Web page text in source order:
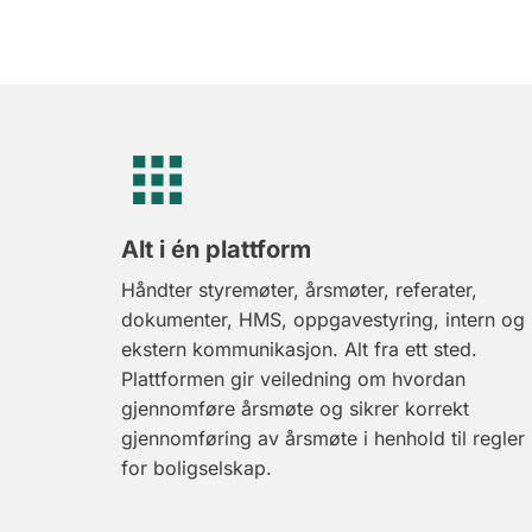
Alt i én plattform
Håndter styremøter, årsmøter, referater,
dokumenter, HMS, oppgavestyring, intern og
ekstern kommunikasjon. Alt fra ett sted.
Plattformen gir veiledning om hvordan
gjennomføre årsmøte og sikrer korrekt
gjennomføring av årsmøte i henhold til regler
for boligselskap.